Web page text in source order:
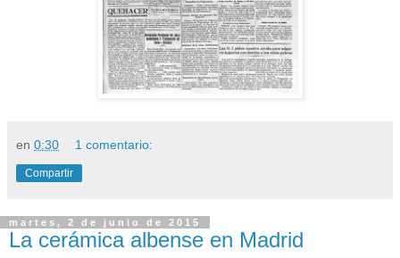
en 0:30 1 comentario:
Compartir
martes, 2 de junio de 2015
La cerámica albense en Madrid